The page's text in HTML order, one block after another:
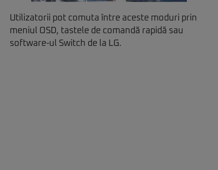
Utilizatorii pot comuta între aceste moduri prin
meniul OSD, tastele de comandă rapidă sau
software-ul Switch de la LG.